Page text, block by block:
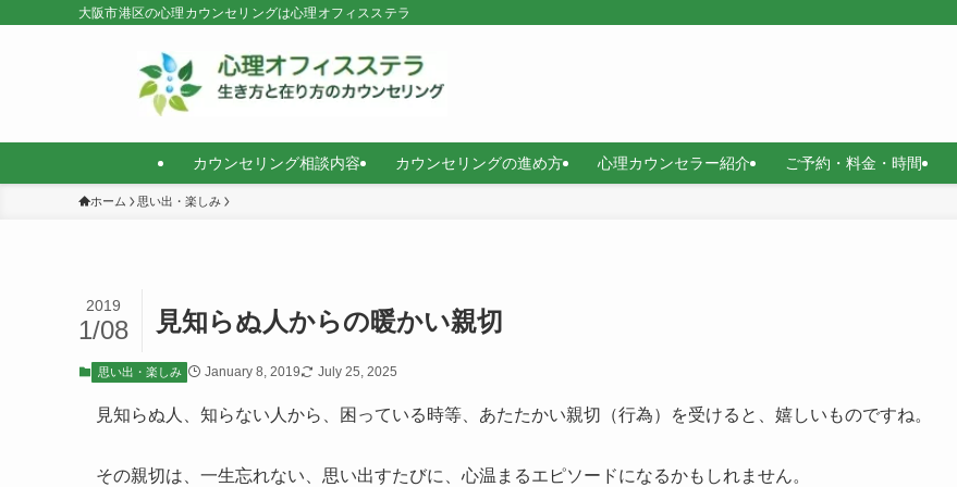
大阪市港区の心理カウンセリングは心理オフィスステラ
カウンセリング相談内容 カウンセリングの進め方 心理カウンセラー紹介 ご予約・料金・時間
ホーム 思い出・楽しみ
見知らぬ人からの暖かい親切
2019
1/08
思い出・楽しみ January 8, 2019 July 25, 2025
見知らぬ人、知らない人から、困っている時等、あたたかい親切（行為）を受けると、嬉しいものですね。
その親切は、一生忘れない、思い出すたびに、心温まるエピソードになるかもしれません。